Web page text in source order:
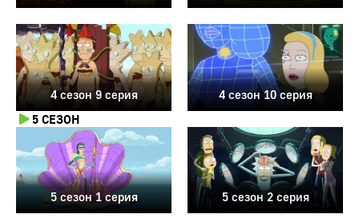
4 сезон 9 серия
4 сезон 10 серия
5 СЕЗОН
5 сезон 1 серия 5 сезон 2 серия